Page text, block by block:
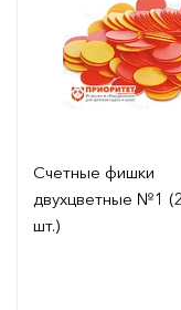
Счетные фишки
двухцветные №1
шт.)